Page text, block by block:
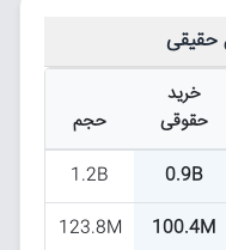
31.4M
34.7M
7.6M
7.8M
44.1M
75.8M
حقیقی
خرید
حقوقی
حجم
0.9B
1.2B
100.4M
123.8M